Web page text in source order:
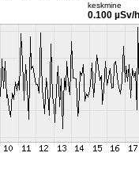
keskmine
0.100 µSv/h